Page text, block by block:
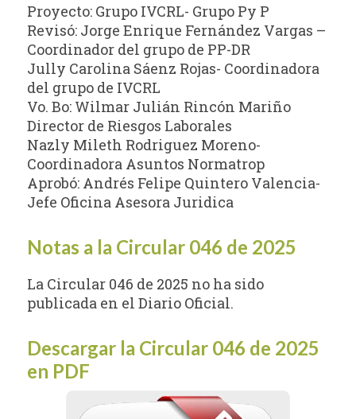
Proyecto: Grupo IVCRL- Grupo Py P
Revisó: Jorge Enrique Fernández Vargas –
Coordinador del grupo de PP-DR
Jully Carolina Sáenz Rojas- Coordinadora
del grupo de IVCRL
Vo. Bo: Wilmar Julián Rincón Mariño
Director de Riesgos Laborales
Nazly Mileth Rodriguez Moreno-
Coordinadora Asuntos Normatrop
Aprobó: Andrés Felipe Quintero Valencia-
Jefe Oficina Asesora Juridica
Notas a la Circular 046 de 2025
La Circular 046 de 2025 no ha sido
publicada en el Diario Oficial.
Descargar la Circular 046 de 2025
en PDF